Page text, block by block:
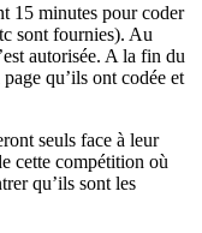
15 minutes pour coder
sont fournies). Au
autorisée. A la fin du
qu’ils ont codée et
seuls face à leur
cette compétition où
qu’ils sont les